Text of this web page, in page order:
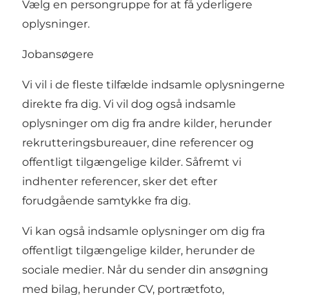
Vælg en persongruppe for at få yderligere
oplysninger.
Jobansøgere
Vi vil i de fleste tilfælde indsamle oplysningerne
direkte fra dig. Vi vil dog også indsamle
oplysninger om dig fra andre kilder, herunder
rekrutteringsbureauer, dine referencer og
offentligt tilgængelige kilder. Såfremt vi
indhenter referencer, sker det efter
forudgående samtykke fra dig.
Vi kan også indsamle oplysninger om dig fra
offentligt tilgængelige kilder, herunder de
sociale medier. Når du sender din ansøgning
med bilag, herunder CV, portrætfoto,